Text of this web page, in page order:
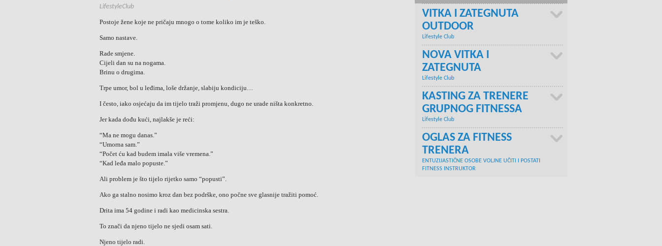
LifestyleClub
Postoje žene koje ne pričaju mnogo o tome koliko im je teško.
Samo nastave.
Rade smjene.
Cijeli dan su na nogama.
Brinu o drugima.
Trpe umor, bol u leđima, loše držanje, slabiju kondiciju…
I često, iako osjećaju da im tijelo traži promjenu, dugo ne urade ništa konkretno.
Jer kada dođu kući, najlakše je reći:
“Ma ne mogu danas.”
“Umorna sam.”
“Počet ću kad budem imala više vremena.”
“Kad leđa malo popuste.”
Ali problem je što tijelo rijetko samo “popusti”.
Ako ga stalno nosimo kroz dan bez podrške, ono počne sve glasnije tražiti pomoć.
Drita ima 54 godine i radi kao medicinska sestra.
To znači da njeno tijelo ne sjedi osam sati.
Njeno tijelo radi.
VITKA I ZATEGNUTA
OUTDOOR
Lifestyle Club
NOVA VITKA I
ZATEGNUTA
Lifestyle Club
KASTING ZA TRENERE
GRUPNOG FITNESSA
Lifestyle Club
OGLAS ZA FITNESS
TRENERA
ENTUZIJASTIČNE OSOBE VOLJNE UČITI I POSTATI
FITNESS INSTRUKTOR